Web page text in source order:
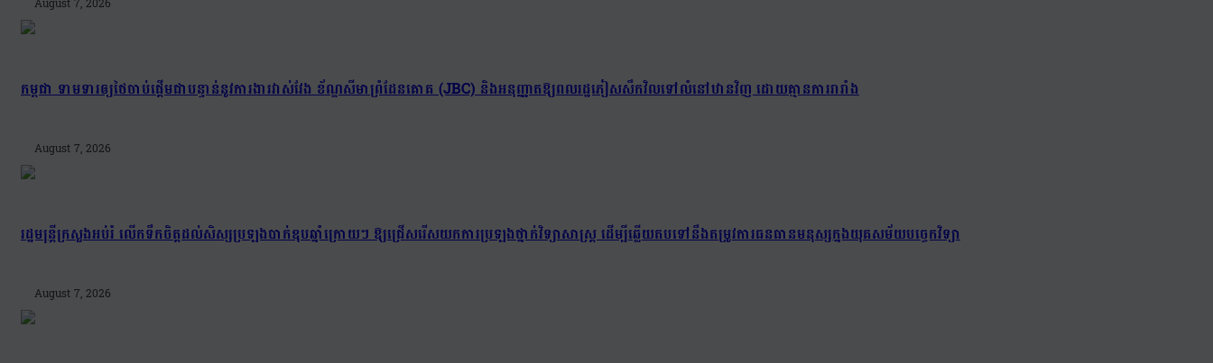
កម្ពុជា ទាមទារឲ្យថៃចាប់ផ្តើមជាបន្ទាន់នូវការងារវាស់វែង ខ័ណ្ឌសីមាព្រំដែនគោគ (JBC) និងអនុញ្ញាតឱ្យពលរដ្ឋភៀសសឹកវិលទៅលំនៅឋានវិញ ដោយគ្មានការរារាំង
August 7, 2026
រដ្ឋមន្រ្តីក្រសួងអប់រំ លើកទឹកចិត្តដល់សិស្សប្រឡងបាក់ឌុបឆ្នាំក្រោយៗ ឱ្យជ្រើសរើសយកការប្រឡងថ្នាក់វិទ្យាសាស្ត្រ ដើម្បីឆ្លើយតបទៅនឹងតម្រូវការធនធានមនុស្សក្នុងយុគសម័យបច្ចេកវិទ្យា
August 7, 2026